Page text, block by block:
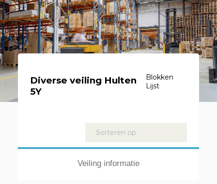
Diverse veiling Hulten
5Y
Blokken
Lijst
Kavels
Veiling informatie
Sorteren op